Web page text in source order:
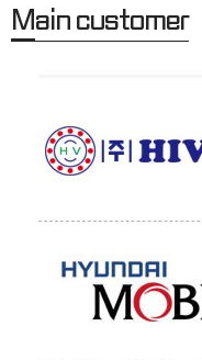
Main customer